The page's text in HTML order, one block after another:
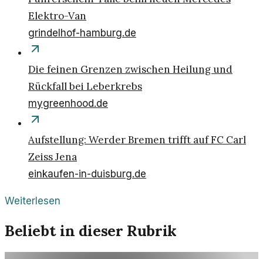
Elektro-Van
grindelhof-hamburg.de
Die feinen Grenzen zwischen Heilung und
Rückfall bei Leberkrebs
mygreenhood.de
Aufstellung: Werder Bremen trifft auf FC Carl
Zeiss Jena
einkaufen-in-duisburg.de
Weiterlesen
Beliebt in dieser Rubrik